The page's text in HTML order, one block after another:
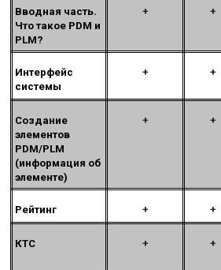
Вводная часть.
Что такое PDM и
PLM?
+ +
Интерфейс
системы
+ +
Создание
элементов
PDM/PLM
(информация об
элементе)
+ +
Рейтинг + +
КТС + +